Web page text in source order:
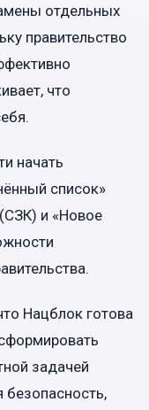
отдельных
правительство
что
начать
список»
и «Новое
Нацблок готова
задачей
безопасность,